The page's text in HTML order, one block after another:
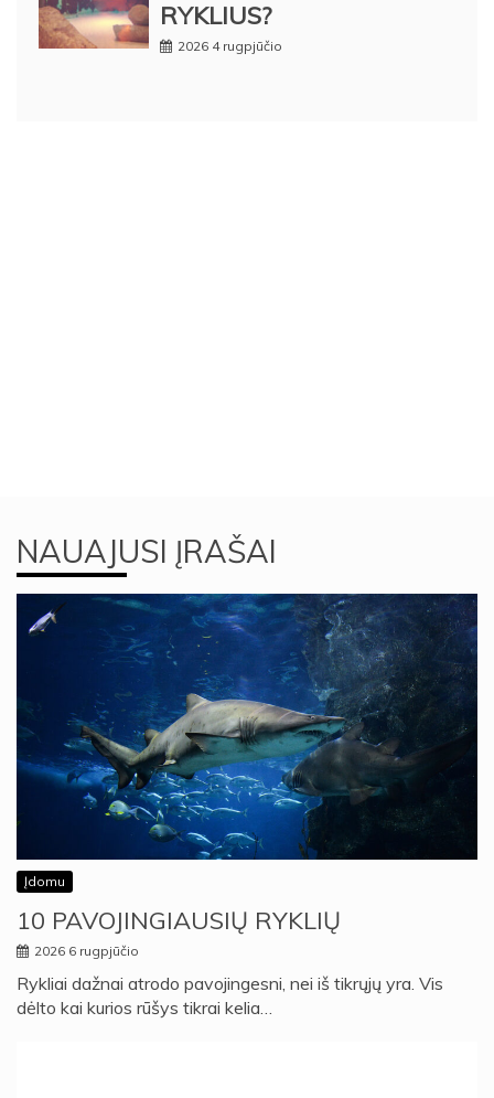
RYKLIUS?
2026 4 rugpjūčio
NAUAJUSI ĮRAŠAI
Įdomu
10 PAVOJINGIAUSIŲ RYKLIŲ
2026 6 rugpjūčio
Rykliai dažnai atrodo pavojingesni, nei iš tikrųjų yra. Vis
dėlto kai kurios rūšys tikrai kelia…